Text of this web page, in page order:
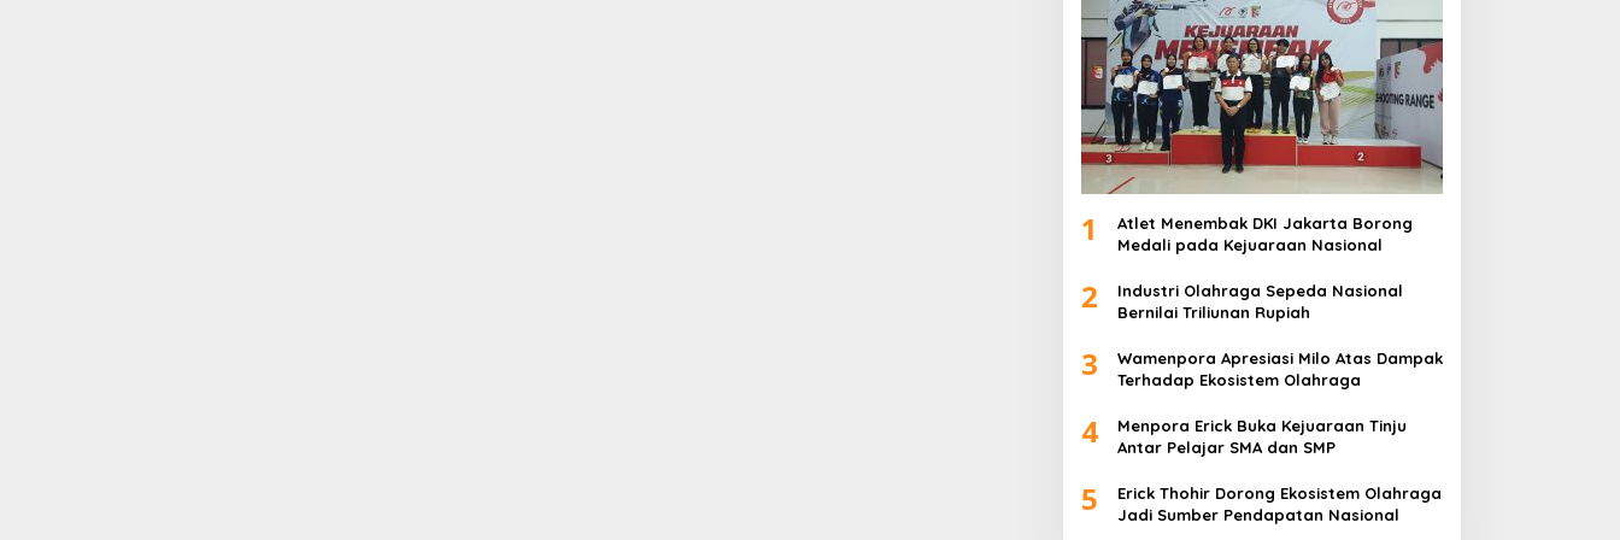
1
Atlet Menembak DKI Jakarta Borong
Medali pada Kejuaraan Nasional
2
Industri Olahraga Sepeda Nasional
Bernilai Triliunan Rupiah
3
Wamenpora Apresiasi Milo Atas Dampak
Terhadap Ekosistem Olahraga
4
Menpora Erick Buka Kejuaraan Tinju
Antar Pelajar SMA dan SMP
5
Erick Thohir Dorong Ekosistem Olahraga
Jadi Sumber Pendapatan Nasional